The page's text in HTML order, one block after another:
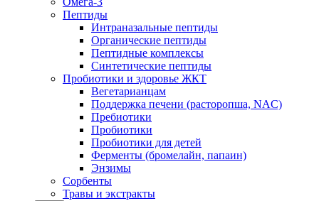
Пептиды
Интраназальные пептиды
Органические пептиды
Пептидные комплексы
Синтетические пептиды
Пробиотики и здоровье ЖКТ
Вегетарианцам
Поддержка печени (расторопша, NAC)
Пребиотики
Пробиотики
Пробиотики для детей
Ферменты (бромелайн, папаин)
Энзимы
Сорбенты
Травы и экстракты